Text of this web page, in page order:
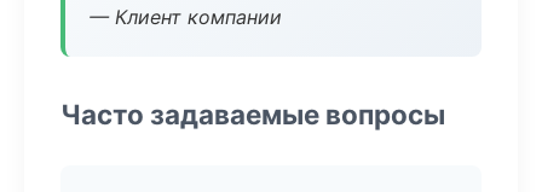
— Клиент компании
Часто задаваемые вопросы